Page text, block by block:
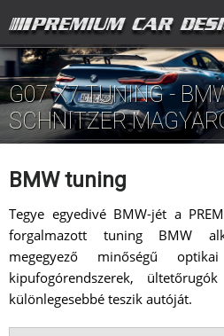
G07 X7 TUNING -
SCHNITZER
BMW tuning
Tegye egyedivé BMW-jét a
forgalmazott tuning BMW
megegyező minőségű
kipufogórendszerek,
különlegesebbé teszik autóját.